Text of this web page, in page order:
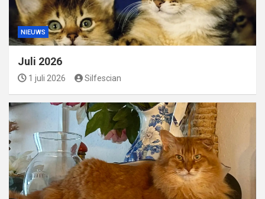
NIEUWS
Juli 2026
1 juli 2026 Silfescian